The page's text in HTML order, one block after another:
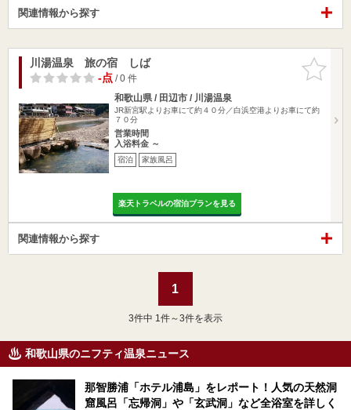
関連情報から探す
お気に入
りに追加
川湯温泉 旅の宿 しば
-点/ 0 件
和歌山県 / 田辺市 / 川湯温泉
JR新宮駅よりお車にて約４０分／白浜空港よりお車にて約
７０分
営業時間
入浴料金 ～
宿泊 家族風呂
楽天トラベルの宿泊プランを見る
関連情報から探す
1
3件中 1件～3件を表示
和歌山県のニフティ温泉ニュース
那智勝浦「ホテル浦島」をレポート！人気の天然洞
窟風呂「忘帰洞」や「玄武洞」など全浴室を詳しく